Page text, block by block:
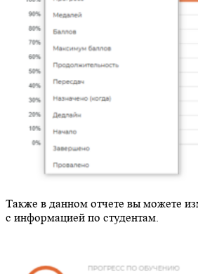
Также в данном отчете вы можете
с информацией по студентам.